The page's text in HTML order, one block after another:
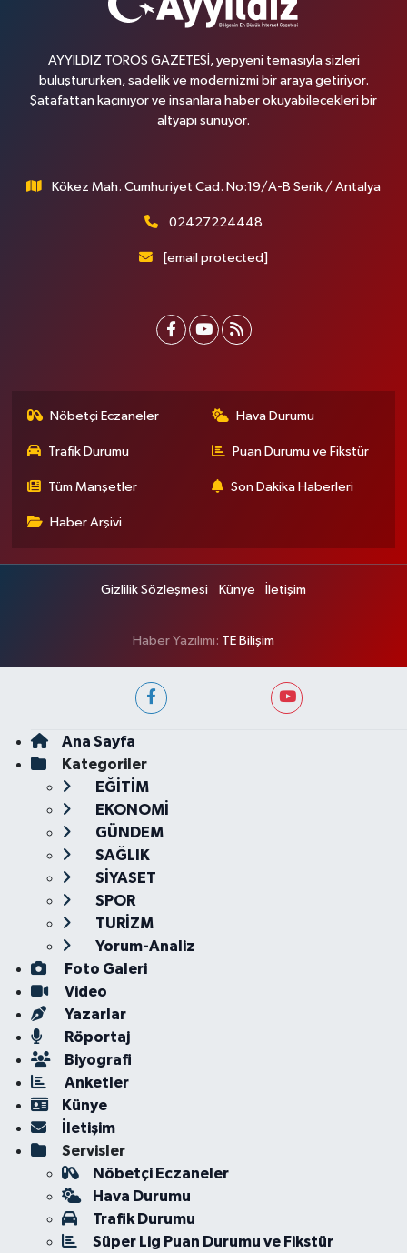
AYYILDIZ TOROS GAZETESİ, yepyeni temasıyla sizleri
buluştururken, sadelik ve modernizmi bir araya getiriyor.
Şatafattan kaçınıyor ve insanlara haber okuyabilecekleri bir
altyapı sunuyor.
Kökez Mah. Cumhuriyet Cad. No:19/A-B Serik / Antalya
02427224448
[email protected]
Nöbetçi Eczaneler Hava Durumu
Trafik Durumu Puan Durumu ve Fikstür
Tüm Manşetler Son Dakika Haberleri
Haber Arşivi
Gizlilik Sözleşmesi Künye İletişim
Haber Yazılımı: TE Bilişim
Ana Sayfa
Kategoriler
EĞİTİM
EKONOMİ
GÜNDEM
SAĞLIK
SİYASET
SPOR
TURİZM
Yorum-Analiz
Foto Galeri
Video
Yazarlar
Röportaj
Biyografi
Anketler
Künye
İletişim
Servisler
Nöbetçi Eczaneler
Hava Durumu
Trafik Durumu
Süper Lig Puan Durumu ve Fikstür